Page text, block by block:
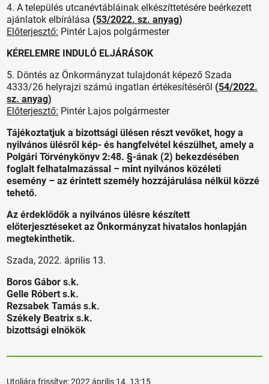
4. A település utcanévtábláinak elkészíttetésére beérkezett
ajánlatok elbírálása (53/2022. sz. anyag)
Előterjesztő: Pintér Lajos polgármester
KÉRELEMRE INDULÓ ELJÁRÁSOK
5. Döntés az Önkormányzat tulajdonát képező Szada
4333/26 helyrajzi számú ingatlan értékesítéséről (54/2022.
sz. anyag)
Előterjesztő: Pintér Lajos polgármester
Tájékoztatjuk a bizottsági ülésen részt vevőket, hogy a
nyilvános ülésről kép- és hangfelvétel készülhet, amely a
Polgári Törvénykönyv 2:48. §-ának (2) bekezdésében
foglalt felhatalmazással – mint nyilvános közéleti
esemény – az érintett személy hozzájárulása nélkül közzé
tehető.
Az érdeklődők a nyilvános ülésre készített
előterjesztéseket az Önkormányzat hivatalos honlapján
megtekinthetik.
Szada, 2022. április 13.
Boros Gábor s.k.
Gelle Róbert s.k.
Rezsabek Tamás s.k.
Székely Beatrix s.k.
bizottsági elnökök
Utoljára frissítve:2022 április 14. 13:15